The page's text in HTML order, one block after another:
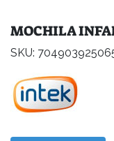
MOCHILA
SKU: